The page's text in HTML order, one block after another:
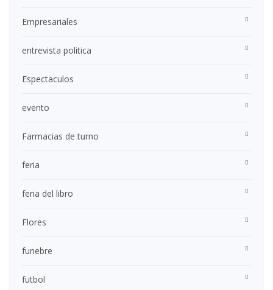
Empresariales
entrevista politica
Espectaculos
evento
Farmacias de turno
feria
feria del libro
Flores
funebre
futbol